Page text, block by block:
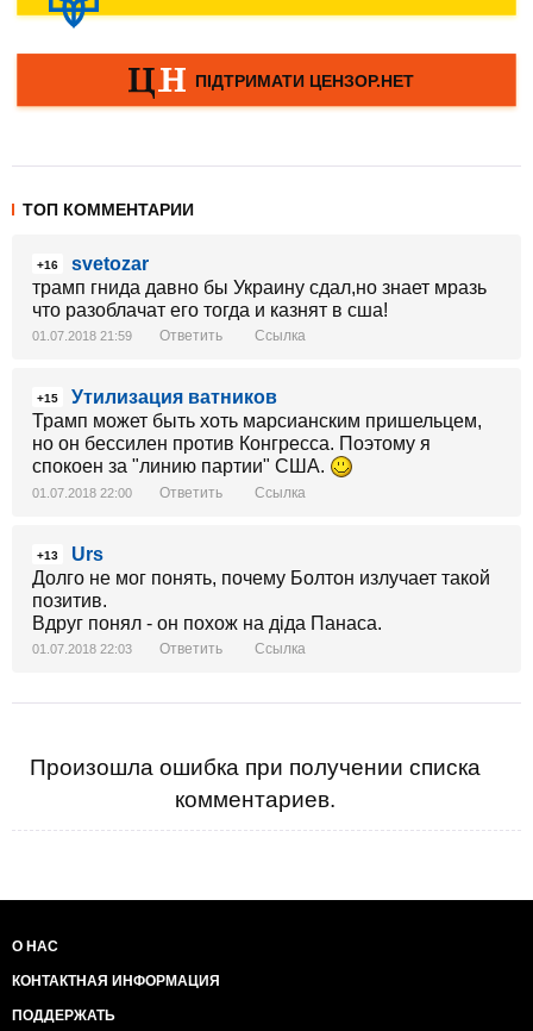
ТОП КОММЕНТАРИИ
+16
svetozar
трамп гнида давно бы Украину сдал,но знает мразь
что разоблачат его тогда и казнят в сша!
01.07.2018 21:59 Ответить Ссылка
+15
Утилизация ватников
Трамп может быть хоть марсианским пришельцем,
но он бессилен против Конгресса. Поэтому я
спокоен за "линию партии" США.
01.07.2018 22:00 Ответить Ссылка
+13
Urs
Долго не мог понять, почему Болтон излучает такой
позитив.
Вдруг понял - он похож на дiда Панаса.
01.07.2018 22:03 Ответить Ссылка
Произошла ошибка при получении списка
комментариев.
О НАС
КОНТАКТНАЯ ИНФОРМАЦИЯ
ПОДДЕРЖАТЬ